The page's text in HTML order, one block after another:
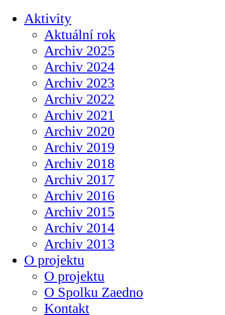
Aktivity
Aktuální rok
Archiv 2025
Archiv 2024
Archiv 2023
Archiv 2022
Archiv 2021
Archiv 2020
Archiv 2019
Archiv 2018
Archiv 2017
Archiv 2016
Archiv 2015
Archiv 2014
Archiv 2013
O projektu
O projektu
O Spolku Zaedno
Kontakt